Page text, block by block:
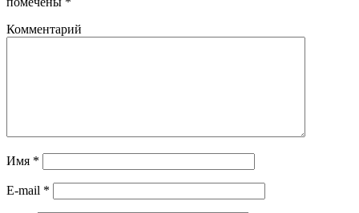
Комментарий
Имя *
E-mail *